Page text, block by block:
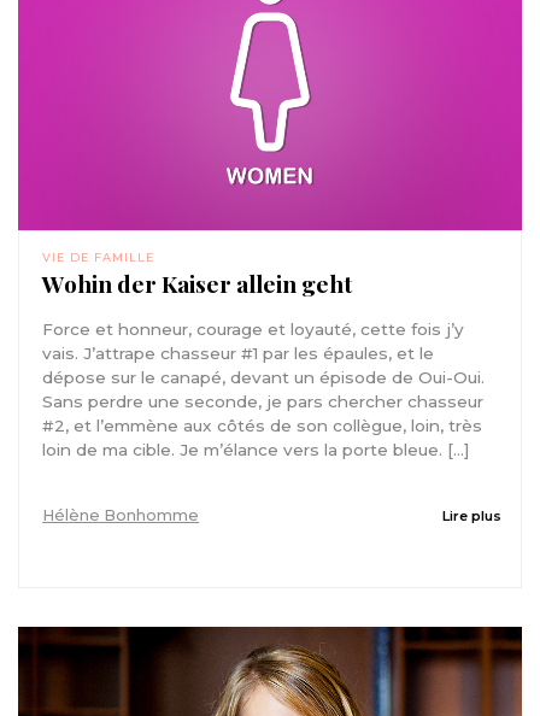
VIE DE FAMILLE
Wohin der Kaiser allein geht
Force et honneur, courage et loyauté, cette fois j’y
vais. J’attrape chasseur #1 par les épaules, et le
dépose sur le canapé, devant un épisode de Oui-Oui.
Sans perdre une seconde, je pars chercher chasseur
#2, et l’emmène aux côtés de son collègue, loin, très
loin de ma cible. Je m’élance vers la porte bleue. […]
Hélène Bonhomme Lire plus